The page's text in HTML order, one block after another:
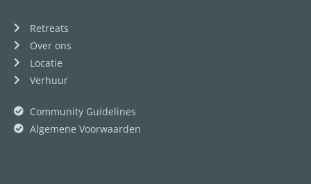
Retreats
Over ons
Locatie
Verhuur
Community Guidelines
Algemene Voorwaarden